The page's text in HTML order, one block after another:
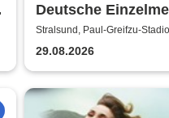
Deutsche
Finale | MC
Stralsund
Stralsund, Paul-Greifzu-
29.08.2026